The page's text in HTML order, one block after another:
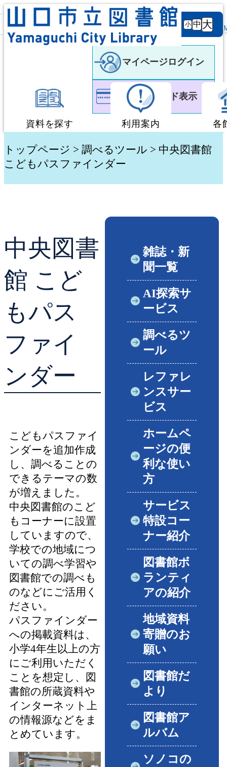
背景
白 黒
文字サ
イズ
小 中 大
マイページログイン
利用者カード表示
資料を探す
蔵書検索・予約
貸出ランキング
予約ランキング
利用案内
図書館利用案内
ブックスタート体験
レファレンスサービ
好きなおはなしの絵
各
トップページ > 調べるツール > 中央図書館
こどもパスファインダー
中央図書
館 こど
もパス
ファイ
ンダー
こどもパスファイ
ンダーを追加作成
し、調べることの
できるテーマの数
が増えました。
中央図書館のこど
もコーナーに設置
していますので、
学校での地域につ
いての調べ学習や
図書館での調べも
のなどにご活用く
ださい。
パスファインダー
への掲載資料は、
小学4年生以上の方
にご利用いただく
ことを想定し、図
書館の所蔵資料や
インターネット上
の情報源などをま
とめています。
雑誌・新
聞一覧
AI探索サ
ービス
調べるツ
ール
レファレ
ンスサー
ビス
ホームペ
ージの便
利な使い
方
サービス
特設コー
ナー紹介
図書館ボ
ランティ
アの紹介
地域資料
寄贈のお
願い
図書館だ
より
図書館ア
ルバム
ソノコの